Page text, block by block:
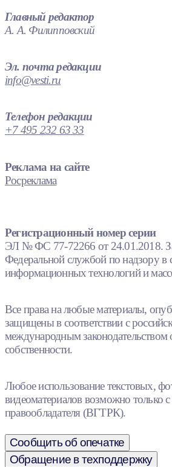
Главный редактор
А. А. Филипповский
Эл. почта редакции
info@vesti.ru
Телефон редакции
+7 495 232 63 33
Реклама на сайте
Росреклама
Регистрационный номер серии
ЭЛ № ФС 77-72266 от 24.01.2018.
Федеральной службой по надзору в
информационных технологий и
Все права на любые материалы,
защищены в соответствии с
международным законодательством
собственности.
Любое использование текстовых,
видеоматериалов возможно только с
правообладателя (ВГТРК).
Сообщить об опечатке
Обращение в техподдержку